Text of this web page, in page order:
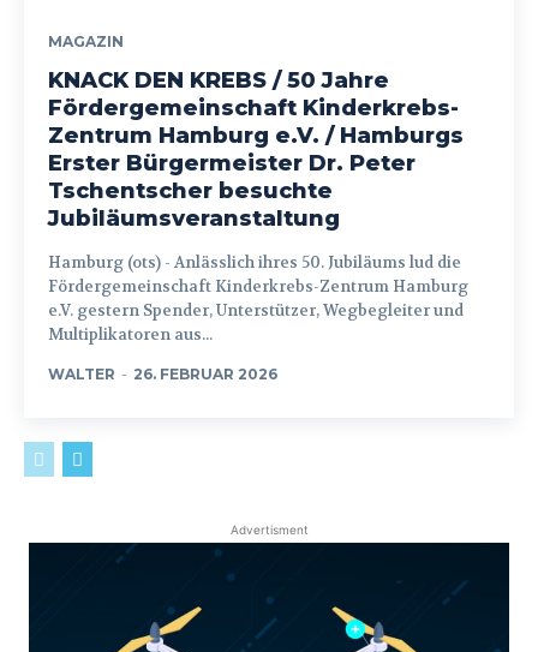
MAGAZIN
KNACK DEN KREBS / 50 Jahre
Fördergemeinschaft Kinderkrebs-
Zentrum Hamburg e.V. / Hamburgs
Erster Bürgermeister Dr. Peter
Tschentscher besuchte
Jubiläumsveranstaltung
Hamburg (ots) - Anlässlich ihres 50. Jubiläums lud die
Fördergemeinschaft Kinderkrebs-Zentrum Hamburg
e.V. gestern Spender, Unterstützer, Wegbegleiter und
Multiplikatoren aus...
WALTER - 26. FEBRUAR 2026
Advertisment